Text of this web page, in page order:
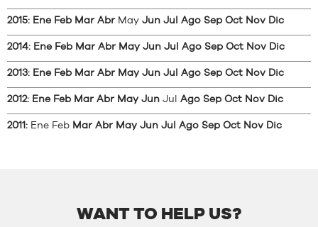
2015: Ene Feb Mar Abr May Jun Jul Ago Sep Oct Nov Dic
2014: Ene Feb Mar Abr May Jun Jul Ago Sep Oct Nov Dic
2013: Ene Feb Mar Abr May Jun Jul Ago Sep Oct Nov Dic
2012: Ene Feb Mar Abr May Jun Jul Ago Sep Oct Nov Dic
2011: Ene Feb Mar Abr May Jun Jul Ago Sep Oct Nov Dic
WANT TO HELP US?